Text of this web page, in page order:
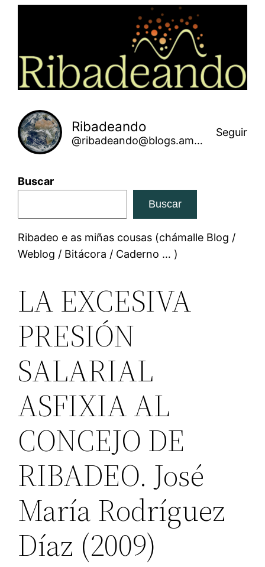
Ribadeando
@ribadeando@blogs.amarinha.gal
Seguir
Buscar
Buscar
Ribadeo e as miñas cousas (chámalle Blog /
Weblog / Bitácora / Caderno … )
LA EXCESIVA
PRESIÓN
SALARIAL
ASFIXIA AL
CONCEJO DE
RIBADEO. José
María Rodríguez
Díaz (2009)